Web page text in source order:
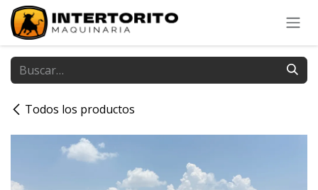
Ir al contenido
Todos los productos